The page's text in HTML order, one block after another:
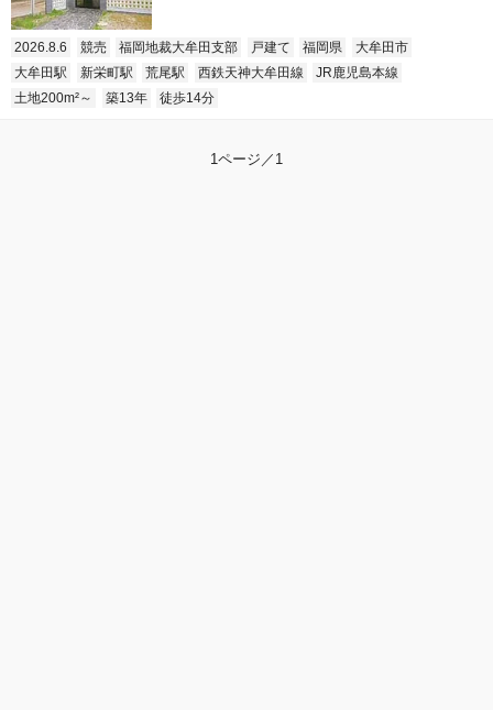
2026.8.6 競売 福岡地裁大牟田支部 戸建て 福岡県
大牟田市
大牟田駅
新栄町駅 荒尾駅 西鉄天神大牟田線
JR鹿児島本線
土地200m²～
築13年 徒歩14分
1ページ／1